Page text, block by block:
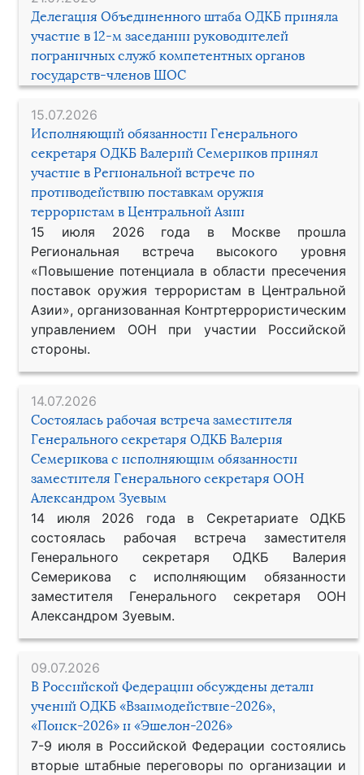
Делегация Объединенного штаба ОДКБ приняла
участие в 12-м заседании руководителей
пограничных служб компетентных органов
государств-членов ШОС
15.07.2026
Исполняющий обязанности Генерального
секретаря ОДКБ Валерий Семериков принял
участие в Региональной встрече по
противодействию поставкам оружия
террористам в Центральной Азии
15 июля 2026 года в Москве прошла
Региональная встреча высокого уровня
«Повышение потенциала в области пресечения
поставок оружия террористам в Центральной
Азии», организованная Контртеррористическим
управлением ООН при участии Российской
стороны.
14.07.2026
Состоялась рабочая встреча заместителя
Генерального секретаря ОДКБ Валерия
Семерикова с исполняющим обязанности
заместителя Генерального секретаря ООН
Александром Зуевым
14 июля 2026 года в Секретариате ОДКБ
состоялась рабочая встреча заместителя
Генерального секретаря ОДКБ Валерия
Семерикова с исполняющим обязанности
заместителя Генерального секретаря ООН
Александром Зуевым.
09.07.2026
В Российской Федерации обсуждены детали
учений ОДКБ «Взаимодействие-2026»,
«Поиск-2026» и «Эшелон-2026»
7-9 июля в Российской Федерации состоялись
вторые штабные переговоры по организации и